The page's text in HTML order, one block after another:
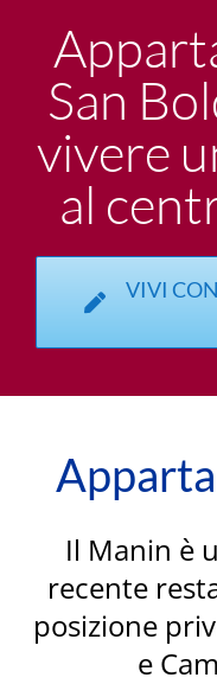
San
vivere
al
VIVI
Il Manin è
recente
posizione
e